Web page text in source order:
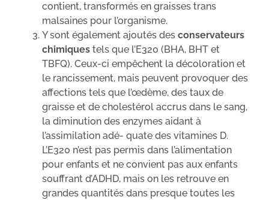
contient, transformés en graisses trans
malsaines pour l’organisme.
Y sont également ajoutés des conservateurs
chimiques tels que l’E320 (BHA, BHT et
TBFQ). Ceux-ci empêchent la décoloration et
le rancissement, mais peuvent provoquer des
affections tels que l’œdème, des taux de
graisse et de cholestérol accrus dans le sang,
la diminution des enzymes aidant à
l’assimilation adé- quate des vitamines D.
L’E320 n’est pas permis dans l’alimentation
pour enfants et ne convient pas aux enfants
souffrant d’ADHD, mais on les retrouve en
grandes quantités dans presque toutes les